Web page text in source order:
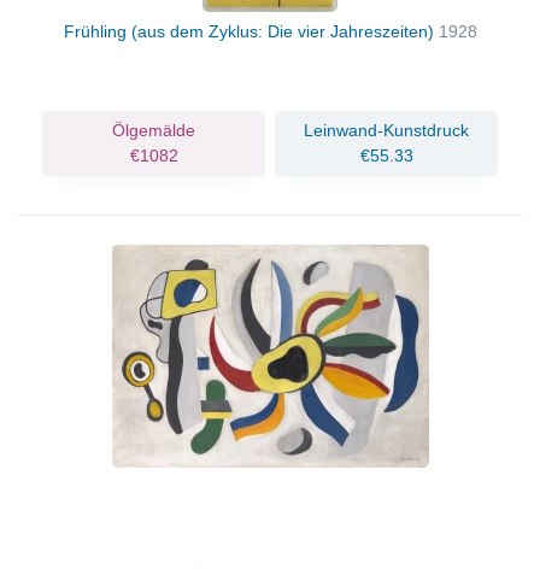
Frühling (aus dem Zyklus: Die vier Jahreszeiten) 1928
Ölgemälde
€1082
Leinwand-Kunstdruck
€55.33